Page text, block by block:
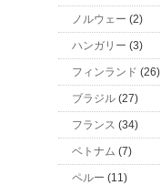
ノルウェー (2)
ハンガリー (3)
フィンランド (26)
ブラジル (27)
フランス (34)
ベトナム (7)
ペルー (11)